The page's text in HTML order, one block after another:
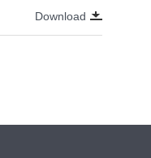
Download